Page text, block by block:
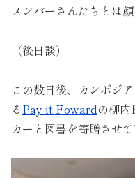
メンバーさんたちとは
（後日談）
この数日後、カンボジ
る Pay it Fowardの柳
カーと図書を寄贈させ